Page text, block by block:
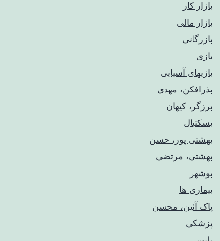
بازار کار
بازار مالی
بازرگانی
بازی
بازیهای آسیایی
بذرافکن، مهدی
برزگر، کیهان
بسکتبال
بهشتی پور، حسن
بهشتی، مرتضی
بوشهر
بیماری ها
پاک آئین، محسن
پزشکی